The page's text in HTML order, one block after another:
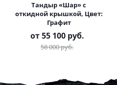
Тандыр «Шар» с
откидной крышкой, Цвет:
Графит
от55 100 руб.
58 000 руб.